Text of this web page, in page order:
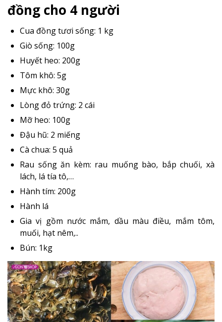
đồng cho 4 người
Cua đồng tươi sống: 1 kg
Giò sống: 100g
Huyết heo: 200g
Tôm khô: 5g
Mực khô: 30g
Lòng đỏ trứng: 2 cái
Mỡ heo: 100g
Đậu hũ: 2 miếng
Cà chua: 5 quả
Rau sống ăn kèm: rau muống bào, bắp chuối, xà
lách, lá tía tô,…
Hành tím: 200g
Hành lá
Gia vị gồm nước mắm, dầu màu điều, mắm tôm,
muối, hạt nêm,..
Bún: 1kg